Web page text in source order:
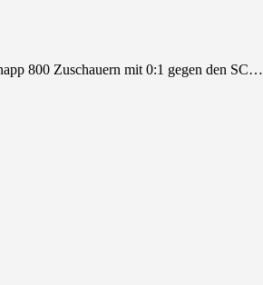
800 Zuschauern mit 0:1 gegen den SC…